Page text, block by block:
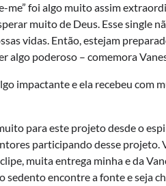
me” foi algo muito assim
muito de Deus. Esse single
vidas. Então, estejam
algo poderoso – comemora
impactante e ela recebeu com
para este projeto desde o
participando desse projeto.
muita entrega minha e da
sedento encontre a fonte e seja